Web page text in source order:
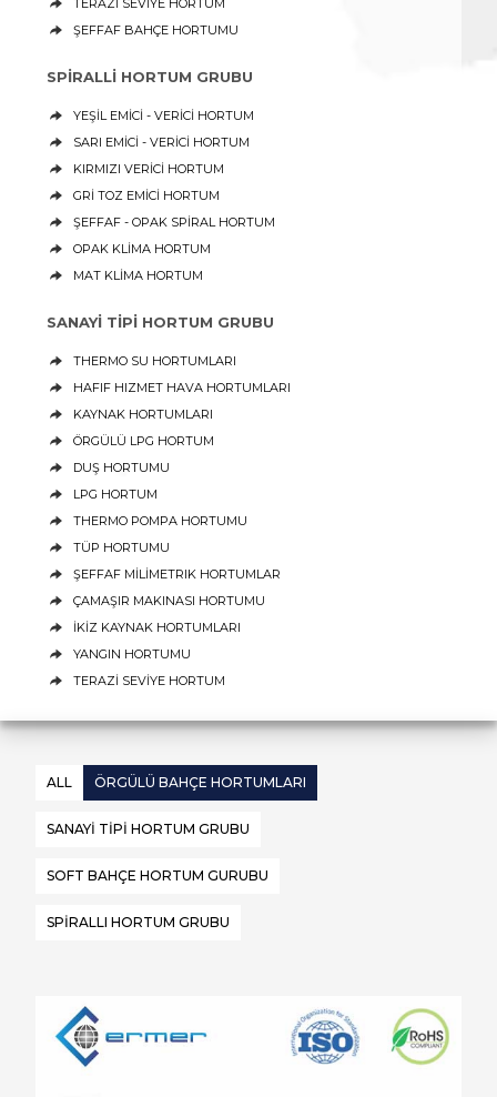
TERAZİ SEVİYE HORTUM
ŞEFFAF BAHÇE HORTUMU
SPİRALLİ HORTUM GRUBU
YEŞİL EMİCİ - VERİCİ HORTUM
SARI EMİCİ - VERİCİ HORTUM
KIRMIZI VERİCİ HORTUM
GRİ TOZ EMİCİ HORTUM
ŞEFFAF - OPAK SPİRAL HORTUM
OPAK KLİMA HORTUM
MAT KLİMA HORTUM
SANAYİ TİPİ HORTUM GRUBU
THERMO SU HORTUMLARI
HAFIF HIZMET HAVA HORTUMLARI
KAYNAK HORTUMLARI
ÖRGÜLÜ LPG HORTUM
DUŞ HORTUMU
LPG HORTUM
THERMO POMPA HORTUMU
TÜP HORTUMU
ŞEFFAF MİLİMETRIK HORTUMLAR
ÇAMAŞIR MAKINASI HORTUMU
İKİZ KAYNAK HORTUMLARI
YANGIN HORTUMU
TERAZİ SEVİYE HORTUM
ALL ÖRGÜLÜ BAHÇE HORTUMLARI
SANAYİ TİPİ HORTUM GRUBU
SOFT BAHÇE HORTUM GURUBU
SPİRALLI HORTUM GRUBU